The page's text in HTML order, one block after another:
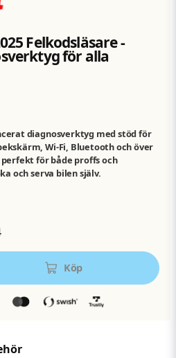
Felkodsläsare -
för alla
diagnosverktyg med stöd för
Wi-Fi, Bluetooth och över
för både proffs och
och serva bilen själv.
Köp